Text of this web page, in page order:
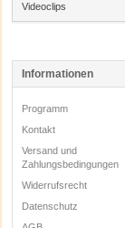
Videoclips
Informationen
Programm
Kontakt
Versand und
Zahlungsbedingungen
Widerrufsrecht
Datenschutz